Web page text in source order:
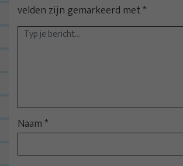
velden zijn gemarkeerd met*
Naam*